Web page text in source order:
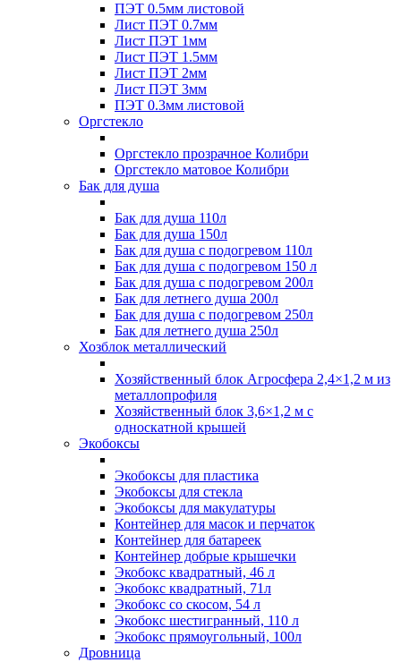
ПЭТ 0.5мм листовой
Лист ПЭТ 0.7мм
Лист ПЭТ 1мм
Лист ПЭТ 1.5мм
Лист ПЭТ 2мм
Лист ПЭТ 3мм
ПЭТ 0.3мм листовой
Оргстекло
Оргстекло прозрачное Колибри
Оргстекло матовое Колибри
Бак для душа
Бак для душа 110л
Бак для душа 150л
Бак для душа с подогревом 110л
Бак для душа с подогревом 150 л
Бак для душа с подогревом 200л
Бак для летнего душа 200л
Бак для душа с подогревом 250л
Бак для летнего душа 250л
Хозблок металлический
Хозяйственный блок Агросфера 2,4×1,2 м из
металлопрофиля
Хозяйственный блок 3,6×1,2 м с
односкатной крышей
Экобоксы
Экобоксы для пластика
Экобоксы для стекла
Экобоксы для макулатуры
Контейнер для масок и перчаток
Контейнер для батареек
Контейнер добрые крышечки
Экобокс квадратный, 46 л
Экобокс квадратный, 71л
Экобокс со скосом, 54 л
Экобокс шестигранный, 110 л
Экобокс прямоугольный, 100л
Дровница